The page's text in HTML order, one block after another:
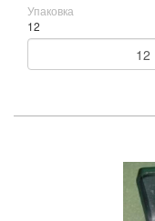
Упаковка
12